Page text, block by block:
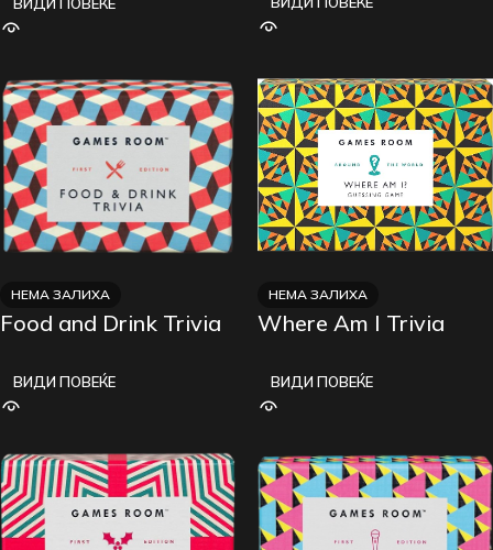
НЕМА ЗАЛИХА
Food and Drink Trivia
ВИДИ ПОВЕЌЕ
НЕМА ЗАЛИХА
Where Am I Trivia
ВИДИ ПОВЕЌЕ